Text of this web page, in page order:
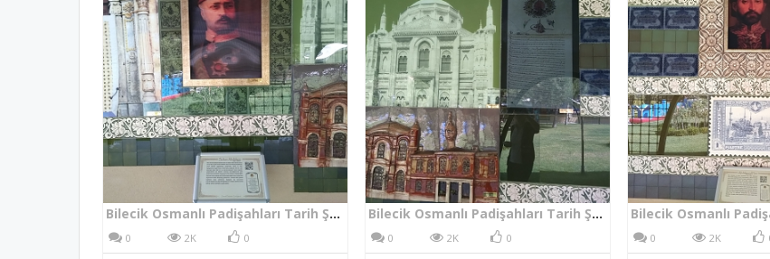
Bilecik Osmanlı Padişahları Tarih Şeridi Sultan Abdülaziz
0 2K 0
Bilecik Osmanlı Padişahları Tarih Şeridi Duvar Sanat Eserleri
0 2K 0 0 2K